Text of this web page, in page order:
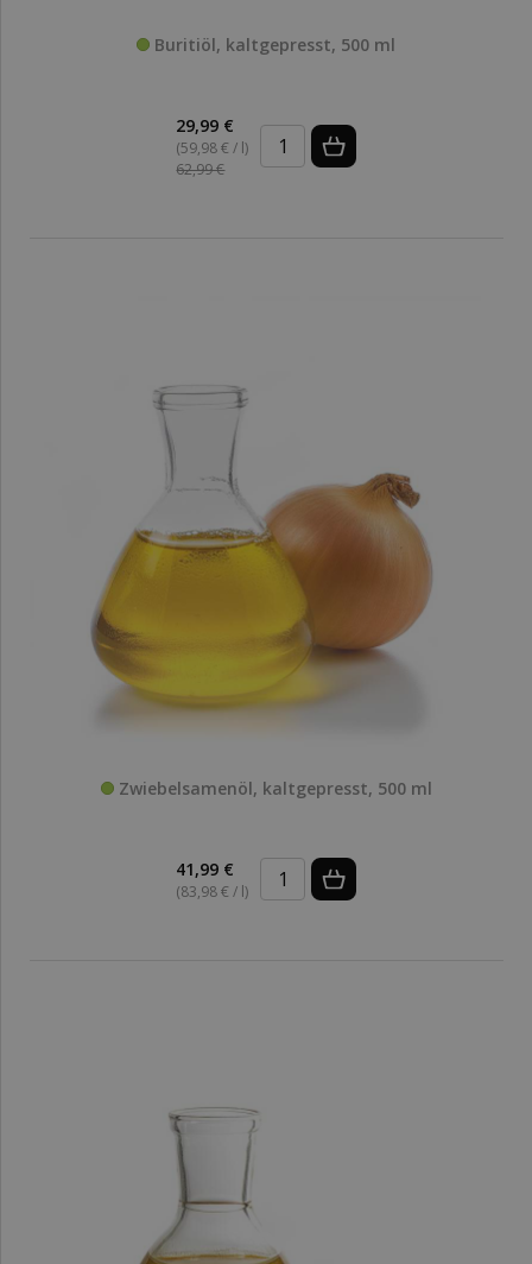
Buritiöl, kaltgepresst, 500 ml
29,99 €
(59,98 € / l)
62,99 €
Zwiebelsamenöl, kaltgepresst, 500 ml
41,99 €
(83,98 € / l)